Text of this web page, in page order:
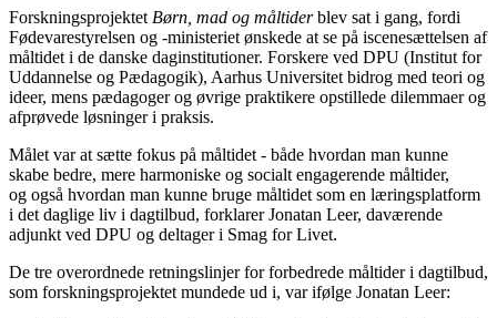
Forskningsprojektet Børn, mad og måltiderblev sat i gang, fordi
Fødevarestyrelsen og -ministeriet ønskede at se på iscenesættelsen af
måltidet i de danske daginstitutioner. Forskere ved DPU (Institut for
Uddannelse og Pædagogik), Aarhus Universitet bidrog med teori og
ideer, mens pædagoger og øvrige praktikere opstillede dilemmaer og
afprøvede løsninger i praksis.
Målet var at sætte fokus på måltidet - både hvordan man kunne
skabe bedre, mere harmoniske og socialt engagerende måltider,
og også hvordan man kunne bruge måltidet som en læringsplatform
i det daglige liv i dagtilbud, forklarer Jonatan Leer, daværende
adjunkt ved DPU og deltager i Smag for Livet.
De tre overordnede retningslinjer for forbedrede måltider i dagtilbud,
som forskningsprojektet mundede ud i, var ifølge Jonatan Leer: